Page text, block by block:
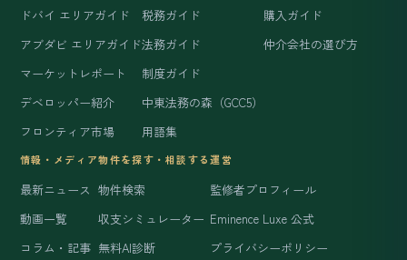
ドバイ エリアガイド
アブダビ エリアガイド
マーケットレポート
デベロッパー紹介
フロンティア市場
税務ガイド
法務ガイド
制度ガイド
中東法務の森（GCC5）
用語集
購入ガイド
仲介会社の選び方
情報・メディア
最新ニュース
動画一覧
コラム・記事
物件を探す・相談する
物件検索
収支シミュレーター
無料AI診断
運営
監修者プロフィール
Eminence Luxe 公式
プライバシーポリシー